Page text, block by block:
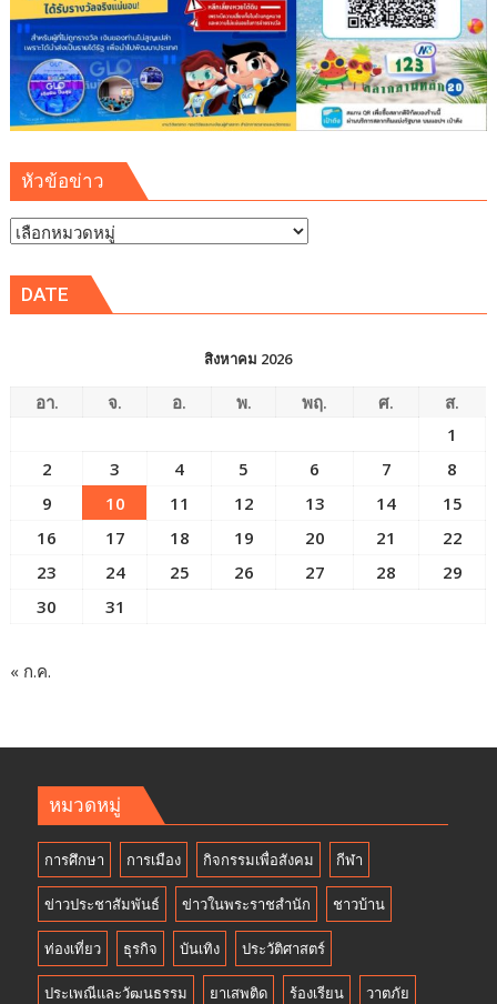
ตลอด
เดือน
หัวข้อข่าว
หัวข้อ
DATE
สิงหาคม 2026
อา. จ. อ. พ. พฤ. ศ.
ส.
1
2
3 4 5 6 7
8
9
10 11 12 13 14
15
16
17 18 19 20 21
22
23
24 25 26 27 28
29
30
31
« ก.ค.
หมวดหมู่
การศึกษา การเมือง กิจกรรมเพื่อสังคม กีฬา
ข่าวประชาสัมพันธ์ ข่าวในพระราชสำนัก ชาวบ้าน
ท่องเที่ยว ธุรกิจ บันเทิง ประวัติศาสตร์
ประเพณีและวัฒนธรรม ยาเสพติด ร้องเรียน วาตภัย